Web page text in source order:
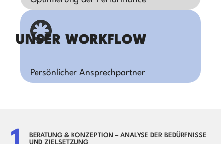
Persönlicher Ansprechpartner
UNSER WORKFLOW
BERATUNG & KONZEPTION – ANALYSE DER BEDÜRFNISSE
UND ZIELSETZUNG